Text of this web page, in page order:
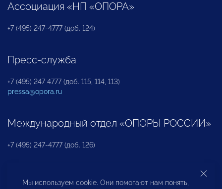
Ассоциация «НП «ОПОРА»
+7 (495) 247-4777 (доб. 124)
Пресс-служба
+7 (495) 247 4777 (доб. 115, 114, 113)
pressa@opora.ru
Международный отдел «ОПОРЫ РОССИИ»
+7 (495) 247-4777 (доб. 126)
Бюро по защите прав предпринимателей и
Мы используем cookie. Они помогают нам понять,